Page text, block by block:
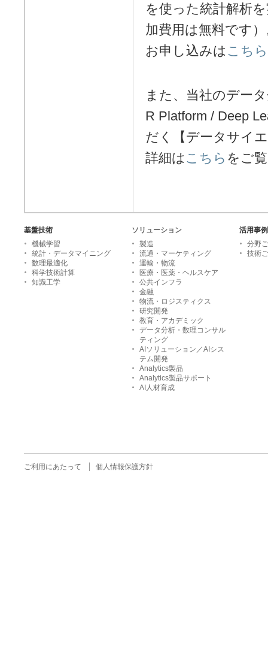
を使った統計解析
加費用は無料です
お申し込みは こちら
また、当社のデー
R Platform / Deep
だく【データサイ
詳細は こちら をご
基盤技術
機械学習
統計・データマイニング
数理最適化
科学技術計算
知識工学
ソリューション
製造
流通・マーケティング
運輸・物流
医療・医薬・ヘルスケア
公共インフラ
金融
物流・ロジスティクス
研究開発
教育・アカデミック
データ分析・数理コンサル
ティング
AIソリューション／AIシス
テム開発
Analytics製品
Analytics製品サポート
AI人材育成
活用事例
分野
技術
ご利用にあたって 個人情報保護方針